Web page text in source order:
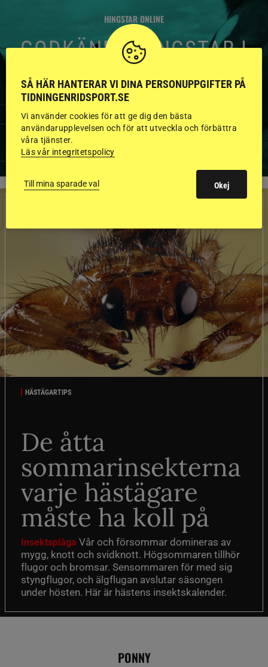
HINGSTAR ONLINE
GODKÄNDA HINGSTAR I
FLERA KATEGORIER MED
BILDER OCH FAKTA
HÄSTÄGARTIPS
De åtta
sommarinsekterna
varje hästägare
måste ha koll på
Insektsplåga Vår och försommar domineras av
mygg, knott och svidknott. Högsommaren tillhör
flugor och bromsar. Sensommaren för med sig
styngflugor, och älgflugan avslutar säsongen
under hösten. Här är hästens insektskalender.
PONNY
SÅ HÄR HANTERAR VI DINA PERSONUPPGIFTER PÅ
TIDNINGENRIDSPORT.SE
Vi använder cookies för att ge dig den bästa
användarupplevelsen och för att utveckla och förbättra
våra tjänster.
Läs vår integritetspolicy
Till mina sparade val Okej